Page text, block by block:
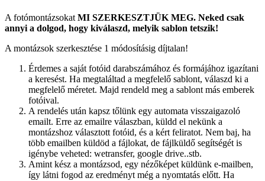
A fotómontázsokat MI SZERKESZTJÜK MEG. Neked csak
annyi a dolgod, hogy kiválaszd, melyik sablon tetszik!
A montázsok szerkesztése 1 módosításig díjtalan!
Érdemes a saját fotóid darabszámához és formájához igazítani
a keresést. Ha megtaláltad a megfelelő sablont, válaszd ki a
megfelelő méretet. Majd rendeld meg a sablont más emberek
fotóival.
A rendelés után kapsz tőlünk egy automata visszaigazoló
emailt. Erre az emailre válaszban, küldd el nekünk a
montázshoz választott fotóid, és a kért feliratot. Nem baj, ha
több emailben küldöd a fájlokat, de fájlküldő segítségét is
igénybe veheted: wetransfer, google drive..stb.
Amint kész a montázsod, egy nézőképet küldünk e-mailben,
így látni fogod az eredményt még a nyomtatás előtt. Ha